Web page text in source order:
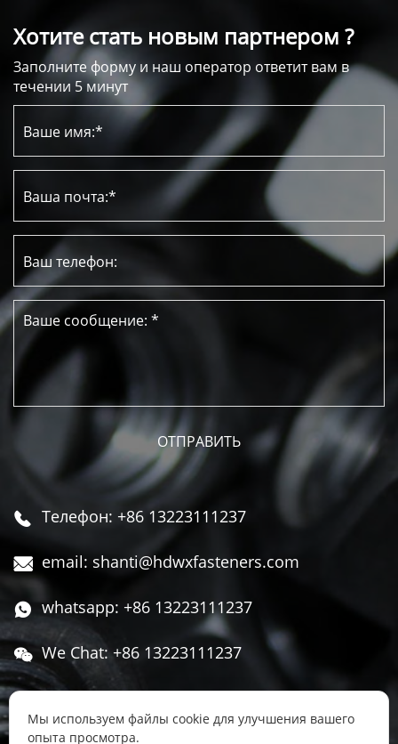
Хотите стать новым партнером ?
Заполните форму и наш оператор ответит вам в
течении 5 минут
 Телефон: +86 13223111237
 email: shanti@hdwxfasteners.com
 whatsapp: +86 13223111237
 We Chat: +86 13223111237

Адрес: Северная часть Западной улицы,
Чжоуцунь, поселок Сису, район Юннянь,
Мы используем файлы cookie для улучшения вашего
опыта просмотра.